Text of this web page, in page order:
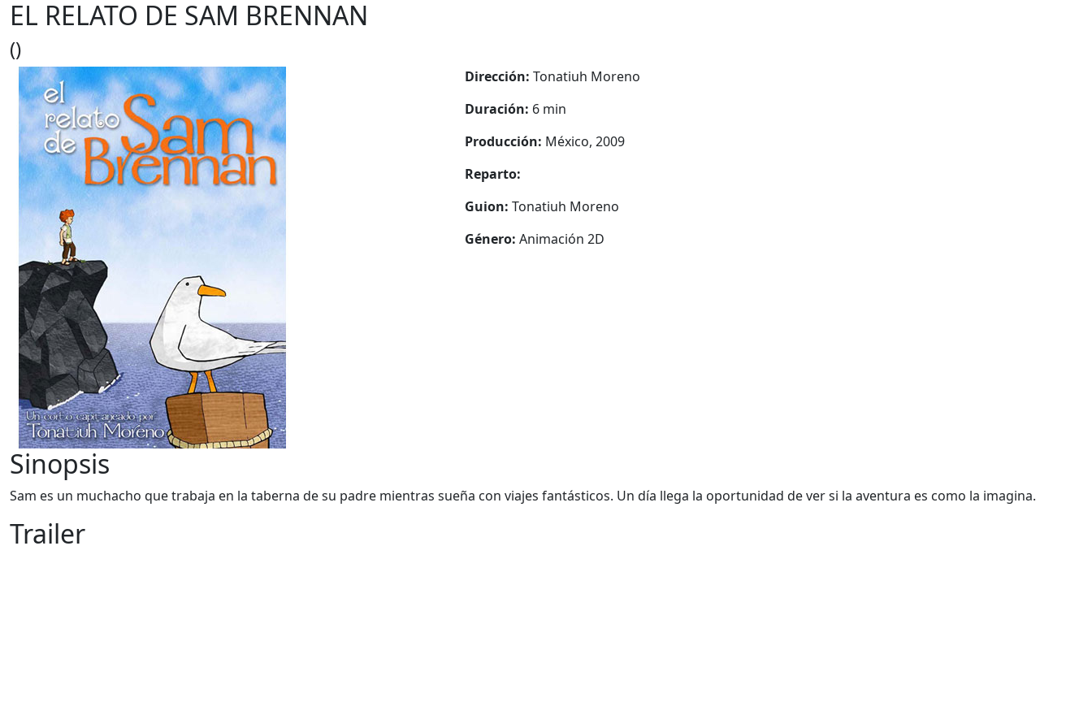
EL RELATO DE SAM BRENNAN
()
Dirección: Tonatiuh Moreno
Duración: 6 min
Producción: México, 2009
Reparto:
Guion: Tonatiuh Moreno
Género: Animación 2D
Sinopsis
Sam es un muchacho que trabaja en la taberna de su padre mientras sueña con viajes fantásticos. Un día llega la oportunidad de ver si la aventura es como la imagina.
Trailer